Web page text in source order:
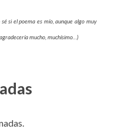
si el poema es mío, aunque algo muy
mucho, muchísimo…)